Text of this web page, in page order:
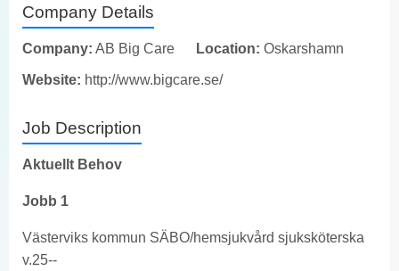
Company Details
Company: AB Big Care Location: Oskarshamn
Website: http://www.bigcare.se/
Job Description
Aktuellt Behov
Jobb 1
Västerviks kommun SÄBO/hemsjukvård sjuksköterska
v.25--